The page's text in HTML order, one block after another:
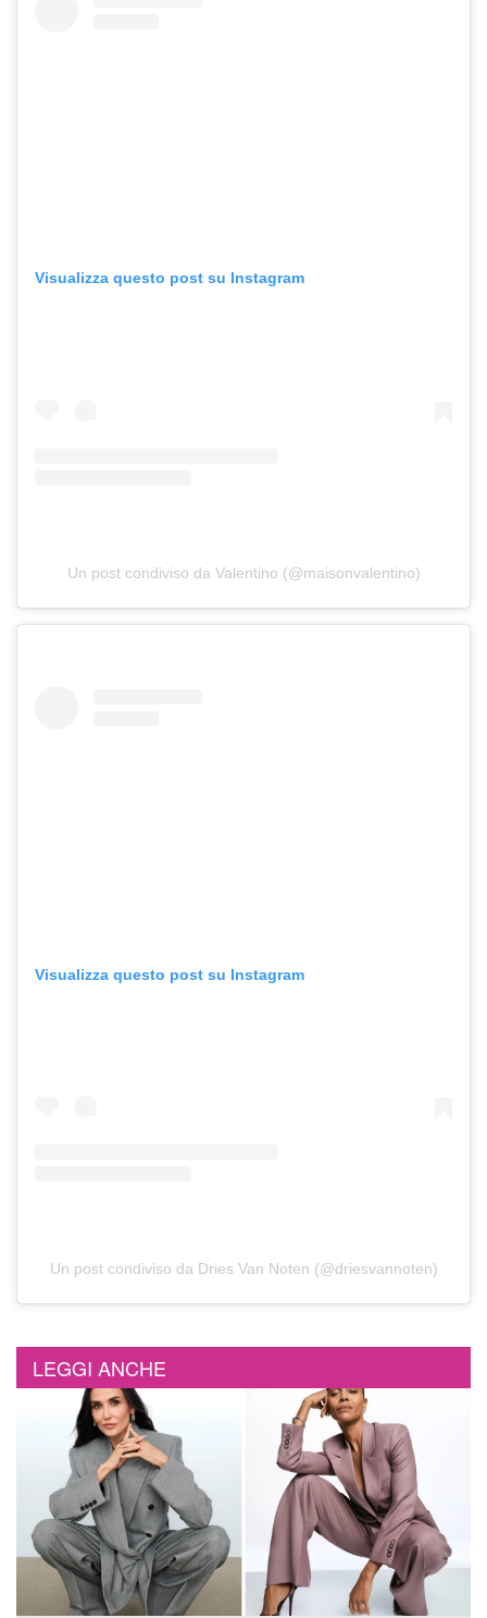
Visualizza questo post su Instagram
Un post condiviso da Valentino (@maisonvalentino)
Visualizza questo post su Instagram
Un post condiviso da Dries Van Noten (@driesvannoten)
LEGGI ANCHE